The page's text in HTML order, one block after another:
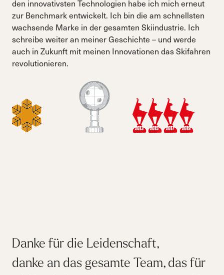
den innovativsten Technologien habe ich mich erneut
zur Benchmark entwickelt. Ich bin die am schnellsten
wachsende Marke in der gesamten Skiindustrie. Ich
schreibe weiter an meiner Geschichte – und werde
auch in Zukunft mit meinen Innovationen das Skifahren
revolutionieren.
Danke für die Leidenschaft,
danke an das gesamte Team, das für